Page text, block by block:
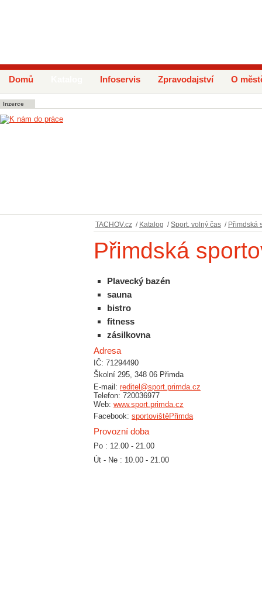
Domů Infoservis Zpravodajství O
Inzerce
TACHOV.cz / Katalog / Sport, volný čas / Přimdská
Přimdská
Plavecký bazén
sauna
bistro
fitness
zásilkovna
Adresa
IČ: 71294490
Školní 295, 348 06 Přimda
E-mail: reditel@sport.primda.cz
Telefon: 720036977
Web: www.sport.primda.cz
Facebook: sportovištěPřimda
Provozní doba
Po : 12.00 - 21.00
Út - Ne : 10.00 - 21.00